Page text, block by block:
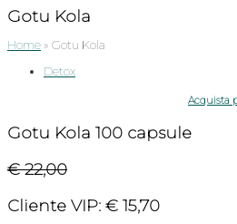
Gotu Kola
Home » Gotu Kola
Categoria
Detox
Acquista
Gotu Kola 100 capsule
€ 22,00
Cliente VIP: € 15,70